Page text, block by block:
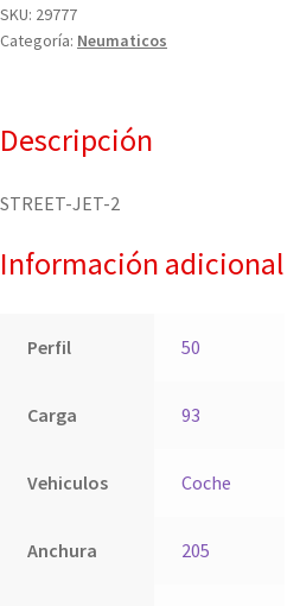
SKU: 29777
Categoría: Neumaticos
Descripción
STREET-JET-2
Información adicional
Perfil 50
Carga 93
Vehiculos Coche
Anchura 205